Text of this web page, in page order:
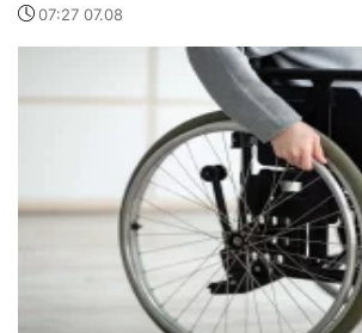
07:27 07.08